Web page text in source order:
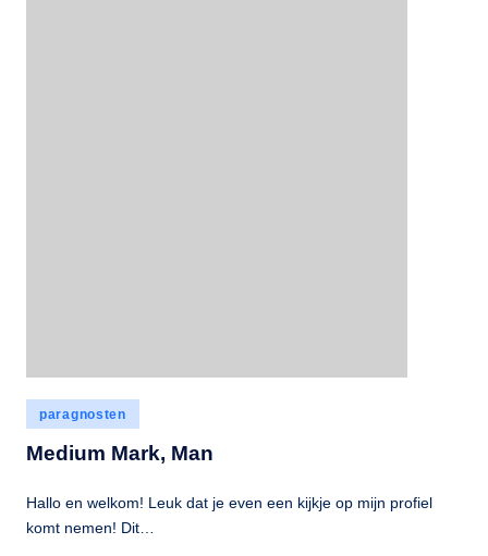
Geplaatst
in
paragnosten
Medium Mark, Man
Hallo en welkom! Leuk dat je even een kijkje op mijn profiel
komt nemen! Dit…